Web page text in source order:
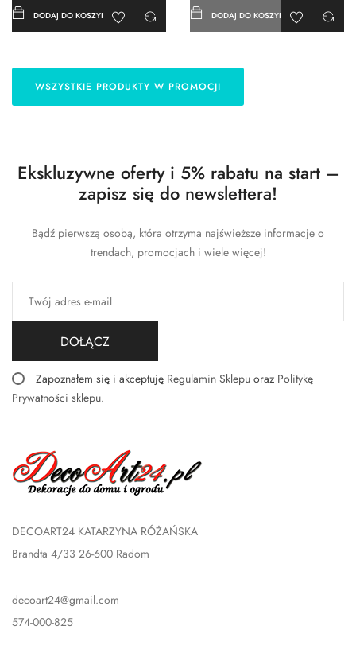
DODAJ DO KOSZYKA DODAJ DO KOSZYKA
WSZYSTKIE PRODUKTY W PROMOCJI
Ekskluzywne oferty i 5% rabatu na start –
zapisz się do newslettera!
Bądź pierwszą osobą, która otrzyma najświeższe informacje o
trendach, promocjach i wiele więcej!
DOŁĄCZ
Zapoznałem się i akceptuję Regulamin Sklepu oraz Politykę
Prywatności sklepu.
DECOART24 KATARZYNA RÓŻAŃSKA
Brandta 4/33 26-600 Radom
decoart24@gmail.com
574-000-825